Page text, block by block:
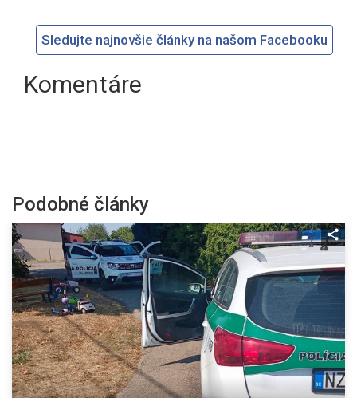
Sledujte najnovšie články na našom Facebooku
Komentáre
Podobné články